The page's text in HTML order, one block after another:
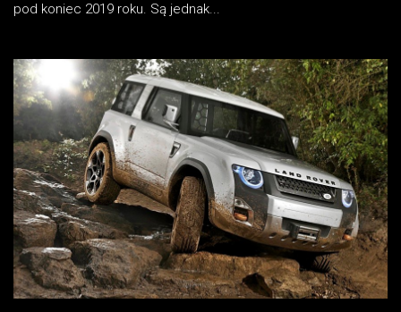
pod koniec 2019 roku. Są jednak...